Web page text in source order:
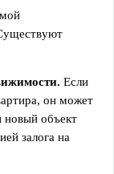
Если
он может
новый объект
залога на